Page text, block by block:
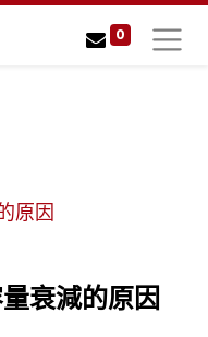
0
原因
衰減的原因